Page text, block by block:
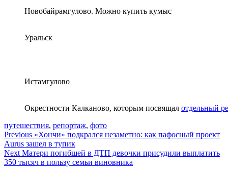
Новобайрамгулово. Можно купить кумыс
Уральск
Истамгулово
Окрестности Калканово, которым посвящал отдельный
путешествия, репортаж, фото
Навигация
по
записям
Previous «Хончи» подкрался незаметно: как пафосный проект
Aurus зашел в тупик
Next Матери погибшей в ДТП девочки присудили выплатить
350 тысяч в пользу семьи виновника